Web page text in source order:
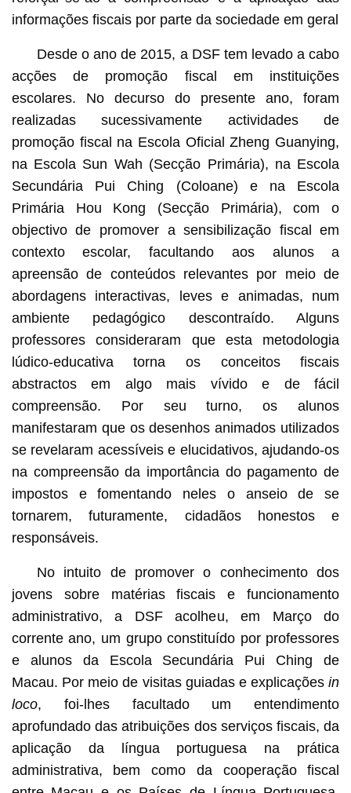
informações fiscais por parte da sociedade em geral
Desde o ano de 2015, a DSF tem levado a cabo
acções de promoção fiscal em instituições
escolares. No decurso do presente ano, foram
realizadas sucessivamente actividades de
promoção fiscal na Escola Oficial Zheng Guanying,
na Escola Sun Wah (Secção Primária), na Escola
Secundária Pui Ching (Coloane) e na Escola
Primária Hou Kong (Secção Primária), com o
objectivo de promover a sensibilização fiscal em
contexto escolar, facultando aos alunos a
apreensão de conteúdos relevantes por meio de
abordagens interactivas, leves e animadas, num
ambiente pedagógico descontraído. Alguns
professores consideraram que esta metodologia
lúdico-educativa torna os conceitos fiscais
abstractos em algo mais vívido e de fácil
compreensão. Por seu turno, os alunos
manifestaram que os desenhos animados utilizados
se revelaram acessíveis e elucidativos, ajudando-os
na compreensão da importância do pagamento de
impostos e fomentando neles o anseio de se
tornarem, futuramente, cidadãos honestos e
responsáveis.
No intuito de promover o conhecimento dos
jovens sobre matérias fiscais e funcionamento
administrativo, a DSF acolheu, em Março do
corrente ano, um grupo constituído por professores
e alunos da Escola Secundária Pui Ching de
Macau. Por meio de visitas guiadas e explicaçõesin
loco, foi-lhes facultado um entendimento
aprofundado das atribuições dos serviços fiscais, da
aplicação da língua portuguesa na prática
administrativa, bem como da cooperação fiscal